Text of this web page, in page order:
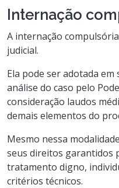
Internação
A internação
judicial.
Ela pode ser adotada em
análise do caso pelo
consideração laudos
demais elementos do
Mesmo nessa
seus direitos garantidos
tratamento digno,
critérios técnicos.